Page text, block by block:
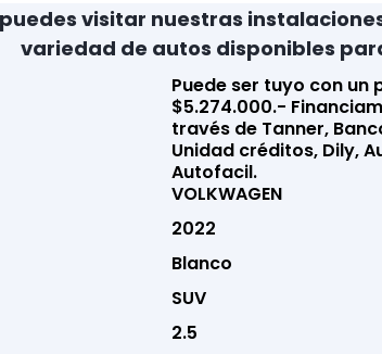
visitar nuestras
variedad de autos disponibles
Puede ser tuyo con un
$5.274.000.-
través de Tanner,
Unidad créditos, Dily,
Autofacil.
VOLKWAGEN
2022
Blanco
SUV
2.5